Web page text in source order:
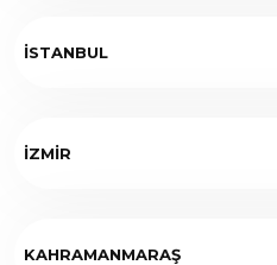
İSTANBUL
İZMİR
KAHRAMANMARAŞ